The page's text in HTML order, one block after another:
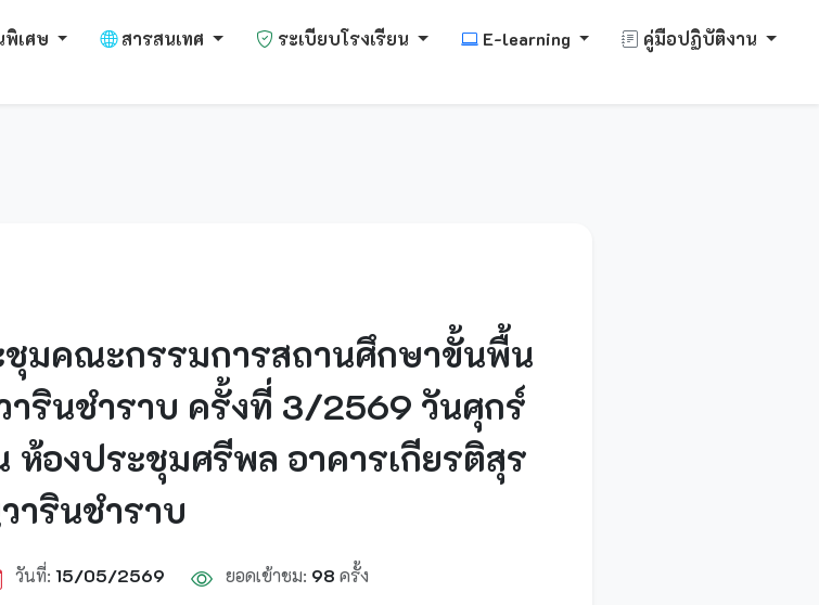
พิเศษ สารสนเทศ ระเบียบโรงเรียน E-learning คู่มือปฏิบัติงาน
มคณะกรรมการสถานศึกษาขั้นพื้น
ารินชำราบ ครั้งที่ 3/2569 วันศุกร์
องประชุมศรีพล อาคารเกียรติสุร
ารินชำราบ
วันที่: 15/05/2569 ยอดเข้าชม: 98 ครั้ง